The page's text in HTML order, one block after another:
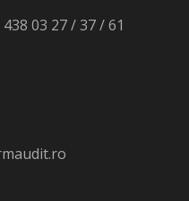
03 27 / 37 / 61